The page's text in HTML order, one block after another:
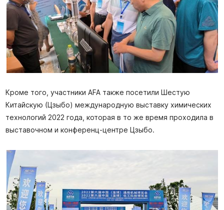
Кроме того, участники AFA также посетили Шестую
Китайскую (Цзыбо) международную выставку химических
технологий 2022 года, которая в то же время проходила в
выставочном и конференц-центре Цзыбо.